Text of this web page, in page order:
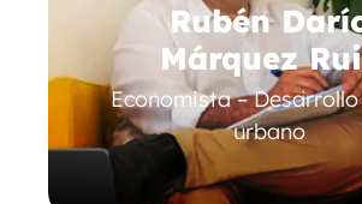
Rubén
Márquez
Economista –
urbano